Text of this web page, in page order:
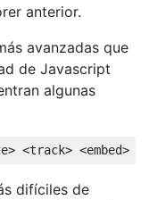
anterior.
avanzadas que
de Javascript
algunas
<track> <embed>
difíciles de